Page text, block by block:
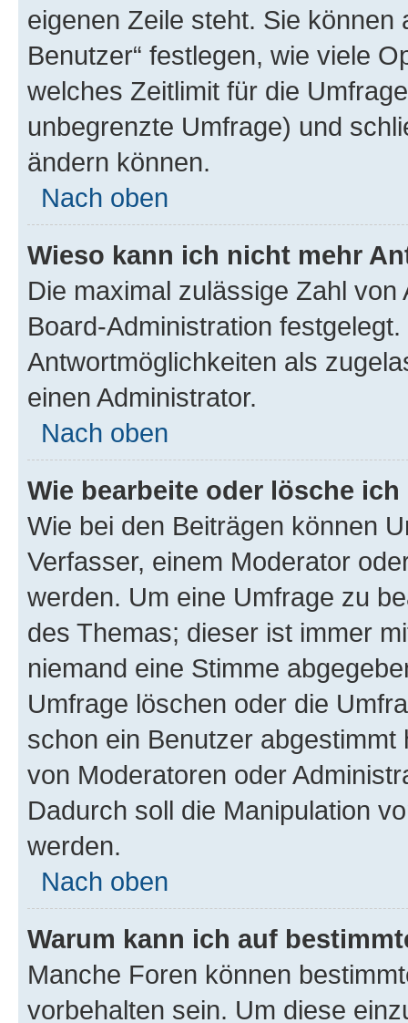
eigenen Zeile steht. Sie können
Benutzer“ festlegen, wie viele
welches Zeitlimit für die
unbegrenzte Umfrage) und
ändern können.
Nach oben
Wieso kann ich nicht mehr
Die maximal zulässige Zahl
Board-Administration
Antwortmöglichkeiten als
einen Administrator.
Nach oben
Wie bearbeite oder lösche
Wie bei den Beiträgen können
Verfasser, einem Moderator
werden. Um eine Umfrage zu
des Themas; dieser ist immer
niemand eine Stimme
Umfrage löschen oder die
schon ein Benutzer
von Moderatoren oder
Dadurch soll die Manipulation
werden.
Nach oben
Warum kann ich auf
Manche Foren können
vorbehalten sein. Um diese